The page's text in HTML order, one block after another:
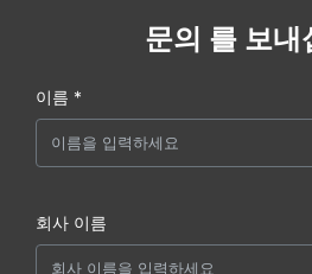
문의 를 보내
이름 *
회사 이름